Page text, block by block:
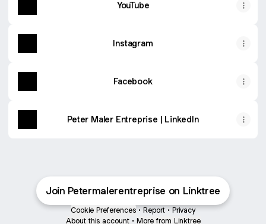
YouTube
Instagram
Facebook
Peter Maler Entreprise | LinkedIn
Join Petermalerentreprise on Linktree
Cookie Preferences • Report • Privacy
About this account • More from Linktree